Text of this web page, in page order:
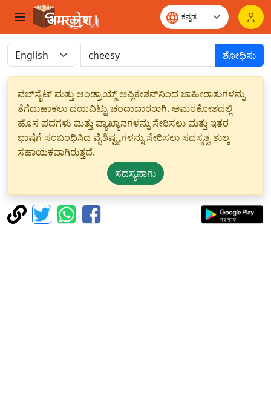
ಶೋಧಿಸು
ವೆಬ್‌ಸೈಟ್ ಮತ್ತು ಆಂಡ್ರಾಯ್ಡ್ ಅಪ್ಲಿಕೇಶನ್‌ನಿಂದ ಜಾಹೀರಾತುಗಳನ್ನು
ತೆಗೆದುಹಾಕಲು ದಯವಿಟ್ಟು ಚಂದಾದಾರರಾಗಿ. ಅಮರಕೋಶದಲ್ಲಿ
ಹೊಸ ಪದಗಳು ಮತ್ತು ವ್ಯಾಖ್ಯಾನಗಳನ್ನು ಸೇರಿಸಲು ಮತ್ತು ಇತರ
ಭಾಷೆಗೆ ಸಂಬಂಧಿಸಿದ ವೈಶಿಷ್ಟ್ಯಗಳನ್ನು ಸೇರಿಸಲು ಸದಸ್ಯತ್ವ ಶುಲ್ಕ
ಸಹಾಯಕವಾಗಿರುತ್ತದೆ.
ಸದಸ್ಯನಾಗು